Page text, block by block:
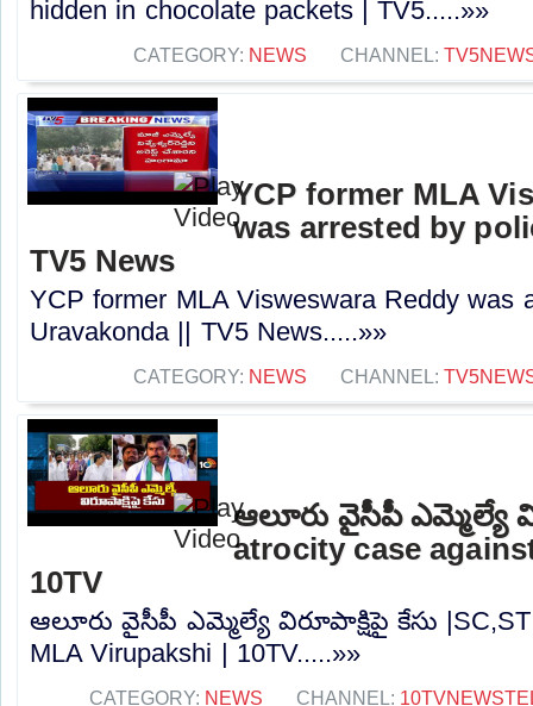
hidden in chocolate packets | TV5.....»»
CATEGORY: NEWS CHANNEL:
YCP former MLA
was arrested by
TV5 News
YCP former MLA Visweswara Reddy was
Uravakonda || TV5 News.....»»
CATEGORY: NEWS CHANNEL:
ఆలూరు వైసీపీ ఎమ్మెల్యే
atrocity case
10TV
ఆలూరు వైసీపీ ఎమ్మెల్యే విరూపాక్షిపై కేసు |SC,ST
MLA Virupakshi | 10TV.....»»
CATEGORY: NEWS CHANNEL: